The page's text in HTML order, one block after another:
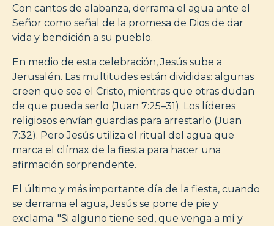
Con cantos de alabanza, derrama el agua ante el
Señor como señal de la promesa de Dios de dar
vida y bendición a su pueblo.
En medio de esta celebración, Jesús sube a
Jerusalén. Las multitudes están divididas: algunas
creen que sea el Cristo, mientras que otras dudan
de que pueda serlo (Juan 7:25–31). Los líderes
religiosos envían guardias para arrestarlo (Juan
7:32). Pero Jesús utiliza el ritual del agua que
marca el clímax de la fiesta para hacer una
afirmación sorprendente.
El último y más importante día de la fiesta, cuando
se derrama el agua, Jesús se pone de pie y
exclama: "Si alguno tiene sed, que venga a mí y